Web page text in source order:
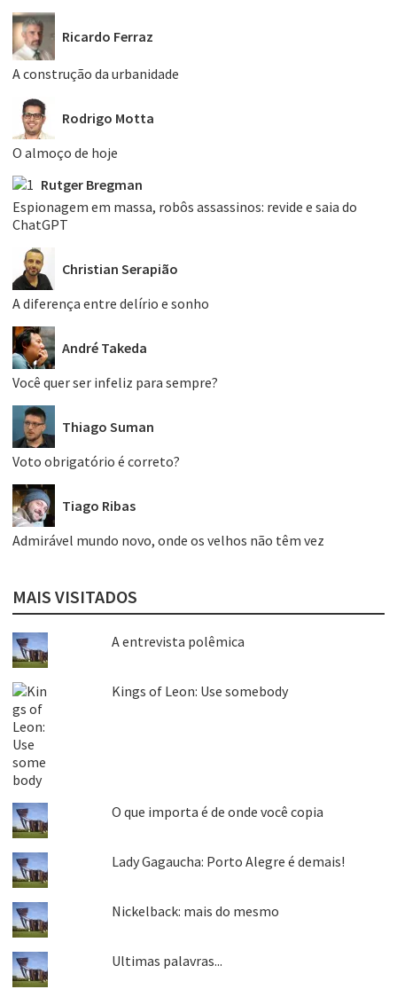
Ricardo Ferraz
A construção da urbanidade
Rodrigo Motta
O almoço de hoje
Rutger Bregman
Espionagem em massa, robôs assassinos: revide e saia do
ChatGPT
Christian Serapião
A diferença entre delírio e sonho
André Takeda
Você quer ser infeliz para sempre?
Thiago Suman
Voto obrigatório é correto?
Tiago Ribas
Admirável mundo novo, onde os velhos não têm vez
MAIS VISITADOS
A entrevista polêmica
Kings of Leon: Use somebody
O que importa é de onde você copia
Lady Gagaucha: Porto Alegre é demais!
Nickelback: mais do mesmo
Ultimas palavras...